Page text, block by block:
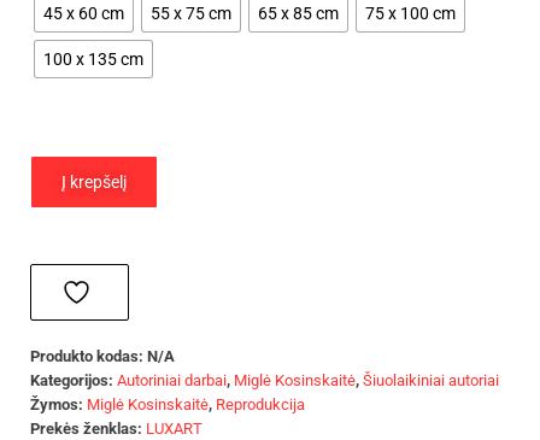
45 x 60 cm 55 x 75 cm 65 x 85 cm 75 x 100 cm
100 x 135 cm
Į krepšelį
Produkto kodas: N/A
Kategorijos: Autoriniai darbai, Miglė Kosinskaitė, Šiuolaikiniai autoriai
Žymos: Miglė Kosinskaitė, Reprodukcija
Prekės ženklas: LUXART